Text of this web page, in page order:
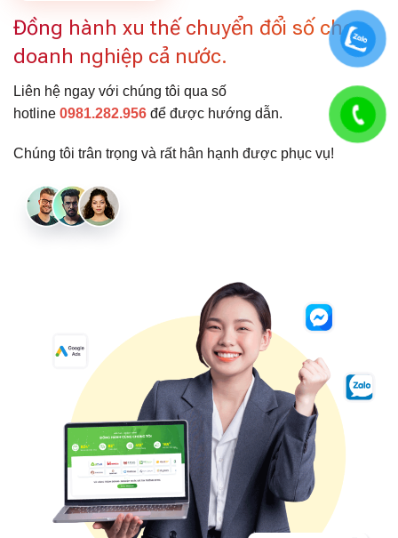
Đồng hành xu thế chuyển đổi số cho
doanh nghiệp cả nước.
Liên hệ ngay với chúng tôi qua số
hotline 0981.282.956 để được hướng dẫn.
Chúng tôi trân trọng và rất hân hạnh được phục vụ!